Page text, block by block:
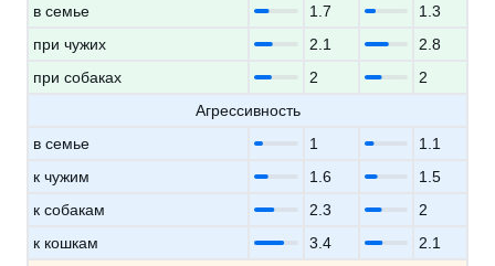
в семье
1.7
1.3
при чужих
2.1
2.8
при собаках
2
2
Агрессивность
в семье
1
1.1
к чужим
1.6
1.5
к собакам
2.3
2
к кошкам
3.4
2.1